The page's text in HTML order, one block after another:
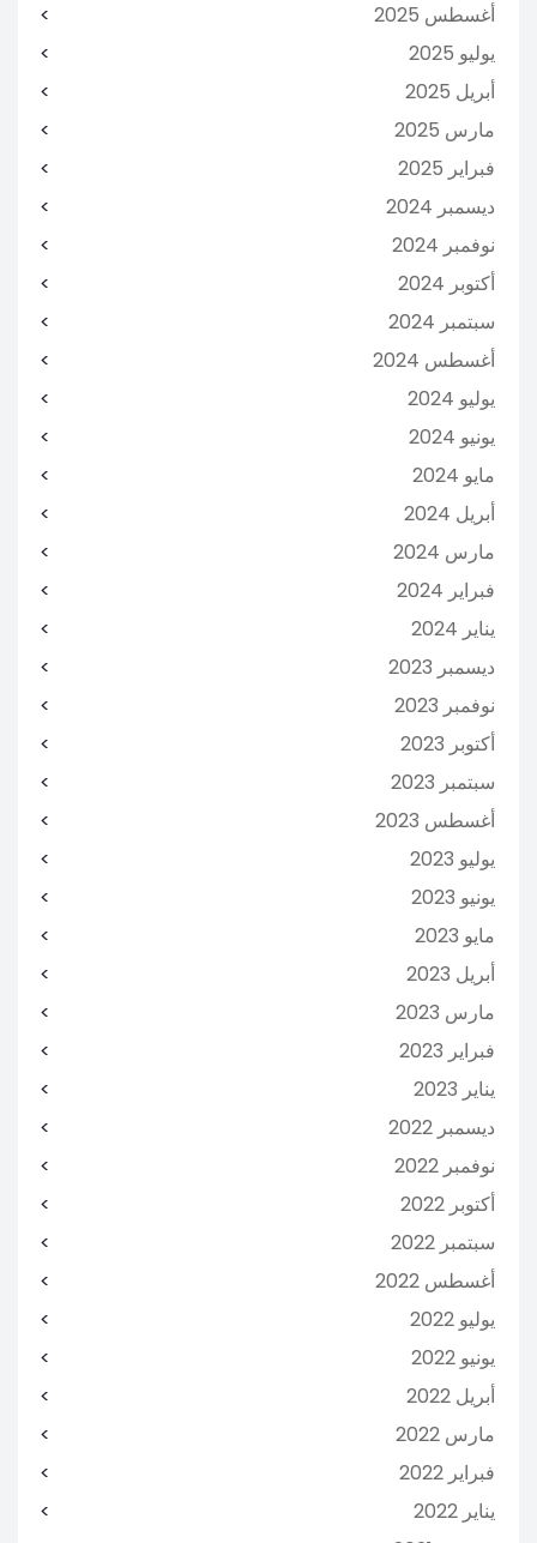
أغسطس 2025
يوليو 2025
أبريل 2025
مارس 2025
فبراير 2025
ديسمبر 2024
نوفمبر 2024
أكتوبر 2024
سبتمبر 2024
أغسطس 2024
يوليو 2024
يونيو 2024
مايو 2024
أبريل 2024
مارس 2024
فبراير 2024
يناير 2024
ديسمبر 2023
نوفمبر 2023
أكتوبر 2023
سبتمبر 2023
أغسطس 2023
يوليو 2023
يونيو 2023
مايو 2023
أبريل 2023
مارس 2023
فبراير 2023
يناير 2023
ديسمبر 2022
نوفمبر 2022
أكتوبر 2022
سبتمبر 2022
أغسطس 2022
يوليو 2022
يونيو 2022
أبريل 2022
مارس 2022
فبراير 2022
يناير 2022